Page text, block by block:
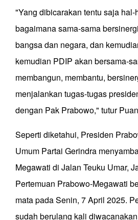
"Yang dibicarakan tentu saja
bagaimana sama-sama
bangsa dan negara, dan
kemudian PDIP akan bersama-
membangun, membantu,
menjalankan tugas-tugas
dengan Pak Prabowo," tutur
Seperti diketahui, Presiden
Umum Partai Gerindra
Megawati di Jalan Teuku Umar,
Pertemuan Prabowo-Megawati
mata pada Senin, 7 April 2025.
sudah berulang kali